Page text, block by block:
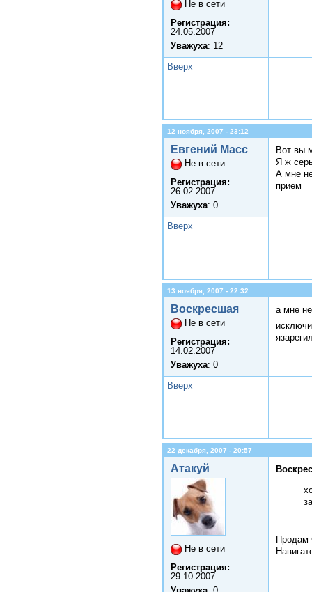
Не в сети
Регистрация:
24.05.2007
Уважуха: 12
Вверх
12 ноября, 2007 - 23:12
Евгений Масс
Не в сети
Регистрация:
26.02.2007
Уважуха: 0
Вот вы
Я ж
А мне
прием
Вверх
13 ноября, 2007 - 22:32
Воскресшая
Не в сети
Регистрация:
14.02.2007
Уважуха: 0
а мне
Вверх
22 декабря, 2007 - 20:57
Атакуй
Не в сети
Регистрация:
29.10.2007
Продам